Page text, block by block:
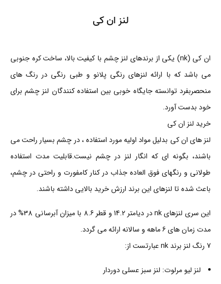
لنز ان کی
ان کی (nk) یکی از برندهای لنز چشم با کیفیت بالا، ساخت کره جنوبی
می باشد که با ارائه لنزهای رنگی پلانو و طبی رنگی در رنگ های
منحصربفرد توانسته جایگاه خوبی بین استفاده کنندگان لنز چشم برای
خود بدست آورد.
خرید لنز ان کی
لنز های ان کی بدلیل مواد اولیه مورد استفاده ، در چشم بسیار راحت می
باشند، بگونه ای که انگار لنز در چشم نیست.قابلیت مدت استفاده
طولانی و رنگهای فوق العاده جذاب در کنار کامفورت و راحتی در چشم،
باعث شده تا لنزهای این برند ارزش خرید بالایی داشته باشند.
این سری لنزهای nk در دیامتر 14.2 و قطر 8.6 با میزان آبرسانی 38% در
مدت زمان های 6 ماهه و سالانه ارائه می گردد.
7 رنگ لنز برند nk عبارتست از:
لنز لیو مرلوت: لنز سبز عسلی دوردار